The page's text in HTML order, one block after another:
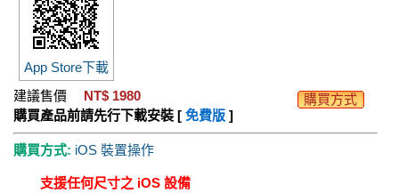
App Store下載
建議售價
NT$ 1980
購買方式
購買產品前請先行下載安裝 [ 免費版]
購買方式: iOS 裝置操作
支援任何尺寸之 iOS 設備